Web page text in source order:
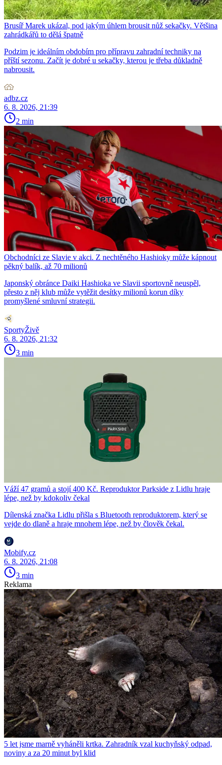
Brusíř Marek ukázal, pod jakým úhlem brousit nůž sekačky. Většina
zahrádkářů to dělá špatně
Podzim je ideálním obdobím pro přípravu zahradní techniky na
příští sezonu. Začít je dobré u sekačky, kterou je třeba důkladně
nabrousit.
adbz.cz
6. 8. 2026, 21:39
2 min
Obchodníci ze Slavie v akci. Z nechtěného Hashioky může kápnout
pěkný balík, až 70 milionů
Japonský obránce Daiki Hashioka ve Slavii sportovně neuspěl,
přesto z něj klub může vytěžit desítky milionů korun díky
promyšlené smluvní strategii.
SportyŽivě
6. 8. 2026, 21:32
3 min
Váží 47 gramů a stojí 400 Kč. Reproduktor Parkside z Lidlu hraje
lépe, než by kdokoliv čekal
Dílenská značka Lidlu přišla s Bluetooth reproduktorem, který se
vejde do dlaně a hraje mnohem lépe, než by člověk čekal.
Mobify.cz
6. 8. 2026, 21:08
3 min
Reklama
5 let jsme marně vyháněli krtka. Zahradník vzal kuchyňský odpad,
noviny a za 20 minut byl klid